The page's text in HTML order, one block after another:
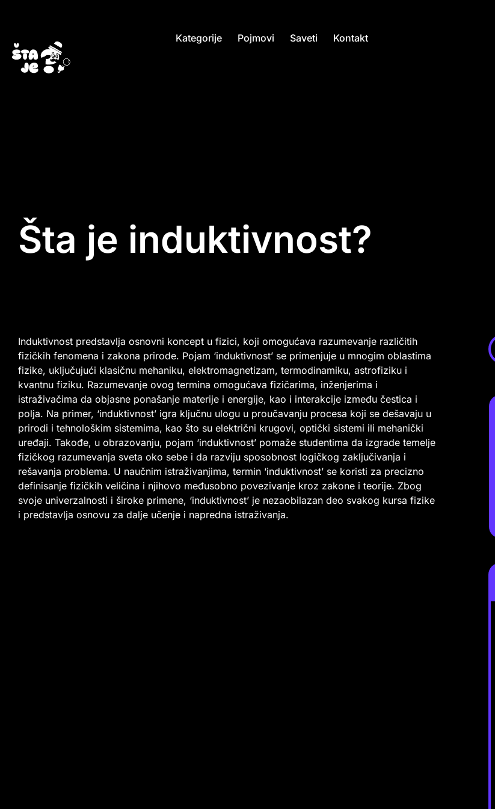
Kategorije Pojmovi Saveti Kontakt
Šta je induktivnost?
Induktivnost predstavlja osnovni koncept u fizici, koji omogućava razumevanje različitih
fizičkih fenomena i zakona prirode. Pojam ‘induktivnost’ se primenjuje u mnogim oblastima
fizike, uključujući klasičnu mehaniku, elektromagnetizam, termodinamiku, astrofiziku i
kvantnu fiziku. Razumevanje ovog termina omogućava fizičarima, inženjerima i
istraživačima da objasne ponašanje materije i energije, kao i interakcije između čestica i
polja. Na primer, ‘induktivnost’ igra ključnu ulogu u proučavanju procesa koji se dešavaju u
prirodi i tehnološkim sistemima, kao što su električni krugovi, optički sistemi ili mehanički
uređaji. Takođe, u obrazovanju, pojam ‘induktivnost’ pomaže studentima da izgrade temelje
fizičkog razumevanja sveta oko sebe i da razviju sposobnost logičkog zaključivanja i
rešavanja problema. U naučnim istraživanjima, termin ‘induktivnost’ se koristi za precizno
definisanje fizičkih veličina i njihovo međusobno povezivanje kroz zakone i teorije. Zbog
svoje univerzalnosti i široke primene, ‘induktivnost’ je nezaobilazan deo svakog kursa fizike
i predstavlja osnovu za dalje učenje i napredna istraživanja.